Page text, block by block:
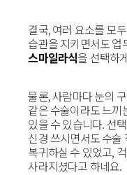
결국, 여러 요소를 모
습관을 지키면서도 업
스마일라식을 선택하
물론, 사람마다 눈의
같은 수술이라도 느끼
있을 수 있습니다. 선
신경 쓰시면서도 수술
복귀하실 수 있었고,
사라지셨다고 하네요.